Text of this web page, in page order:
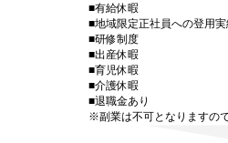
■有給休暇
■地域限定正社員への登用実
■研修制度
■出産休暇
■育児休暇
■介護休暇
■退職金あり
※副業は不可となりますの